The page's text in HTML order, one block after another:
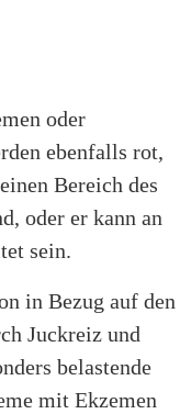
oder
ebenfalls rot,
Bereich des
oder er kann an
sein.
in Bezug auf den
Juckreiz und
belastende
mit Ekzemen